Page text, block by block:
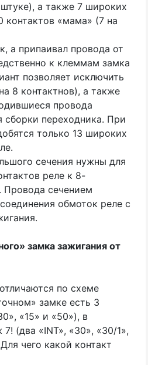
штуке), а также 7 широких
контактов «мама» (7 на
а припаивал провода от
к клеммам замка
позволяет исключить
8 контактнов), а также
провода
сборки переходника. При
только 13 широких
сечения нужны для
реле к 8-
Провода сечением
обмоток реле с
замка зажигания от
по схеме
замке есть 3
», «15» и «50»), в
7! (два «INT», «30», «30/1»,
чего какой контакт